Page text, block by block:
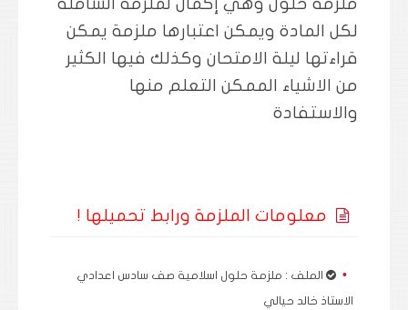
لكل المادة ويمكن اعتبارها ملزمة يمكن
قراءتها ليلة الامتحان وكذلك فيها الكثير
من الاشياء الممكن التعلم منها
والاستفادة
معلومات الملزمة ورابط تحميلها !
الملف : ملزمة حلول اسلامية صف سادس اعدادي
الاستاذ خالد حيالي